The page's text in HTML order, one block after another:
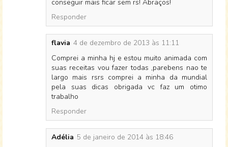
conseguir mais ficar sem rs! Abraços!
Responder
flavia 4 de dezembro de 2013 às 11:11
Comprei a minha hj e estou muito animada com
suas receitas vou fazer todas ,parebens nao te
largo mais rsrs comprei a minha da mundial
pela suas dicas obrigada vc faz um otimo
trabalho
Responder
Adélia 5 de janeiro de 2014 às 18:46